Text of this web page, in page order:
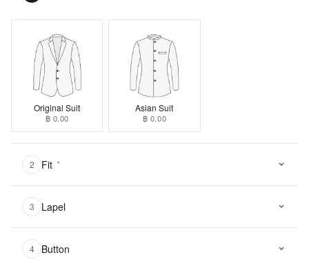
Original Suit
฿ 0.00
Asian Suit
฿ 0.00
2 Fit *
3 Lapel
4 Button